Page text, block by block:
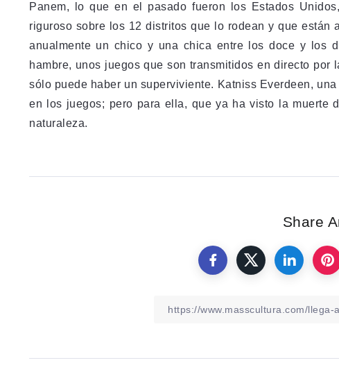
Panem, lo que en el pasado fueron los Estados
riguroso sobre los 12 distritos que lo rodean y que
anualmente un chico y una chica entre los doce y los
hambre, unos juegos que son transmitidos en directo
sólo puede haber un superviviente. Katniss Everdeen,
en los juegos; pero para ella, que ya ha visto la muerte
naturaleza.
Share